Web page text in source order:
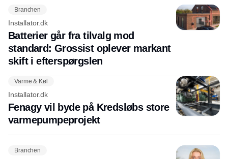
Branchen
Installator.dk
Batterier går fra tilvalg mod
standard: Grossist oplever markant
skift i efterspørgslen
Varme & Køl
Installator.dk
Fenagy vil byde på Kredsløbs store
varmepumpeprojekt
Branchen